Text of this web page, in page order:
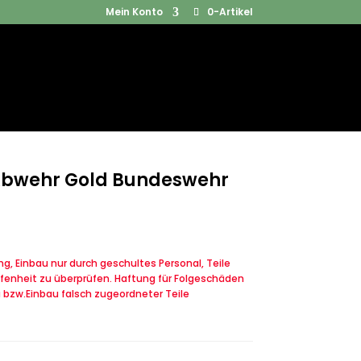
Mein Konto 0-Artikel
Products
Gold Bundeswehr
Einbau nur durch geschultes Personal, Teile
zu überprüfen. Haftung für Folgeschäden
falsch zugeordneter Teile